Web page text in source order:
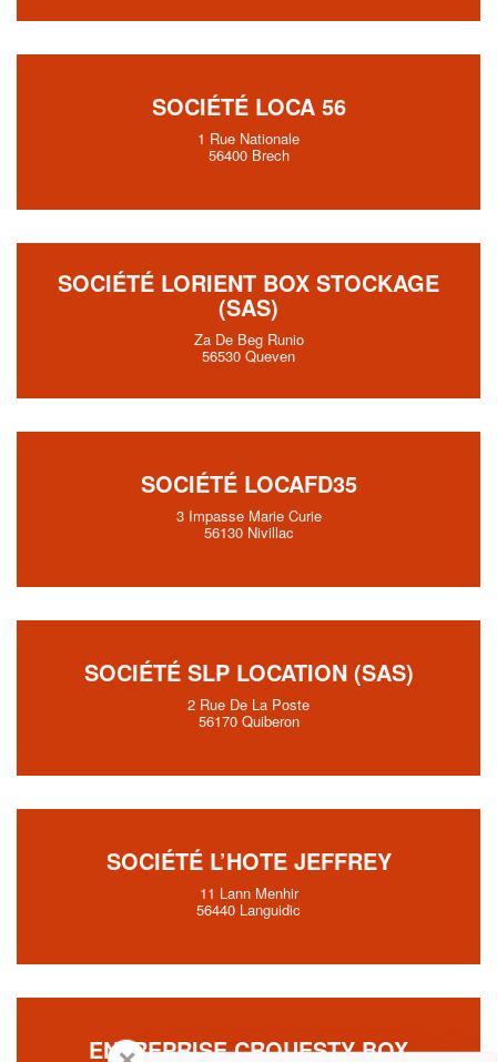
SOCIÉTÉ LOCA 56
1 Rue Nationale
56400 Brech
SOCIÉTÉ LORIENT BOX STOCKAGE
(SAS)
Za De Beg Runio
56530 Queven
SOCIÉTÉ LOCAFD35
3 Impasse Marie Curie
56130 Nivillac
SOCIÉTÉ SLP LOCATION (SAS)
2 Rue De La Poste
56170 Quiberon
SOCIÉTÉ L’HOTE JEFFREY
11 Lann Menhir
56440 Languidic
ENTREPRISE CROUESTY BOX